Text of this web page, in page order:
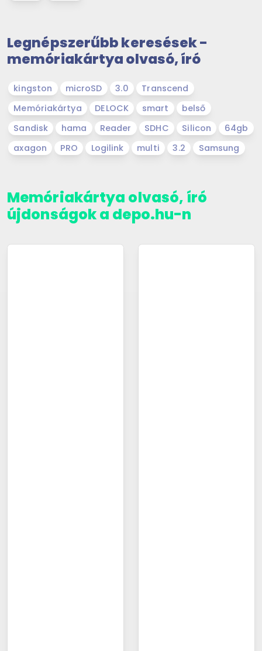
Legnépszerűbb keresések -
memóriakártya olvasó, író
kingston microSD 3.0
Transcend
Memóriakártya
DELOCK smart
belső
Sandisk
hama Reader SDHC Silicon
64gb
axagon
PRO Logilink multi 3.2 Samsung
Memóriakártya olvasó, író
újdonságok a depo.hu-n